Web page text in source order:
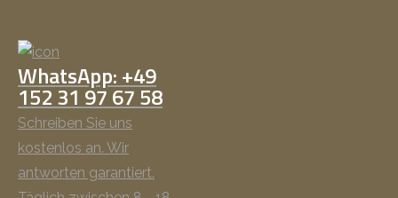
WhatsApp: +49
152 31 97 67 58
Schreiben Sie uns
kostenlos an. Wir
antworten garantiert.